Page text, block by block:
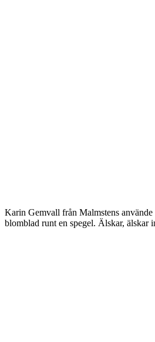
Karin Gemvall från Malmstens
blomblad runt en spegel. Älskar, älskar